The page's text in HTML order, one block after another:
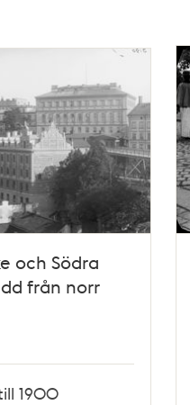
och Södra
från norr
1900